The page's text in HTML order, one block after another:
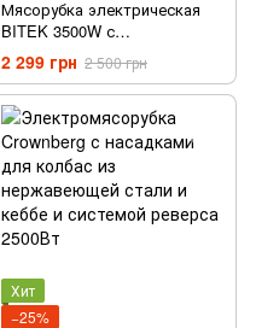
Мясорубка электрическая
BITEK 3500W с
металлическим корпусом и
насадками для кеббе и
томатного сока
2 299 грн 2 500 грн
Хит
−25%